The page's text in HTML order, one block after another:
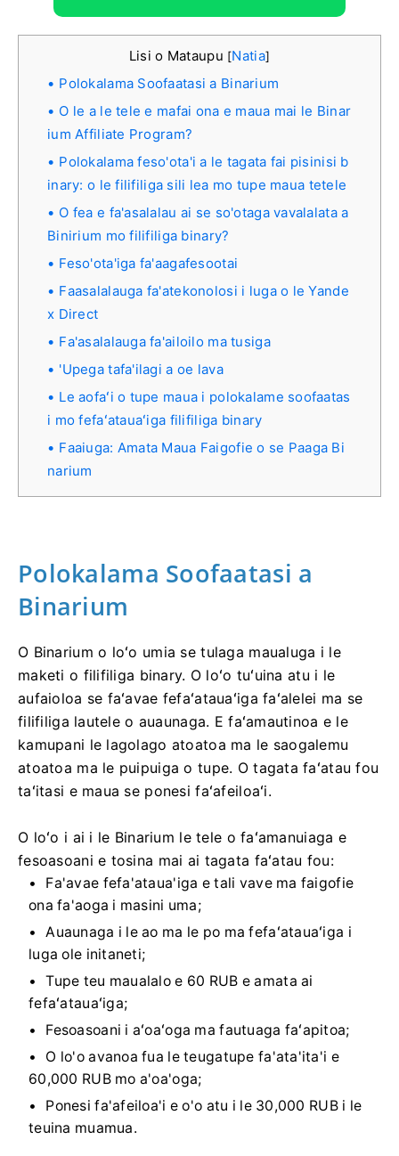
Lisi o Mataupu [Natia]
Polokalama Soofaatasi a Binarium
O le a le tele e mafai ona e maua mai le Binar
ium Affiliate Program?
Polokalama feso'ota'i a le tagata fai pisinisi b
inary: o le filifiliga sili lea mo tupe maua tetele
O fea e fa'asalalau ai se so'otaga vavalalata a
Binirium mo filifiliga binary?
Feso'ota'iga fa'aagafesootai
Faasalalauga fa'atekonolosi i luga o le Yande
x Direct
Fa'asalalauga fa'ailoilo ma tusiga
'Upega tafa'ilagi a oe lava
Le aofaʻi o tupe maua i polokalame soofaatas
i mo fefaʻatauaʻiga filifiliga binary
Faaiuga: Amata Maua Faigofie o se Paaga Bi
narium
Polokalama Soofaatasi a
Binarium
O Binarium o loʻo umia se tulaga maualuga i le
maketi o filifiliga binary. O loʻo tuʻuina atu i le
aufaioloa se faʻavae fefaʻatauaʻiga faʻalelei ma se
filifiliga lautele o auaunaga. E faʻamautinoa e le
kamupani le lagolago atoatoa ma le saogalemu
atoatoa ma le puipuiga o tupe. O tagata faʻatau fou
taʻitasi e maua se ponesi faʻafeiloaʻi.
O loʻo i ai i le Binarium le tele o faʻamanuiaga e
fesoasoani e tosina mai ai tagata faʻatau fou:
Fa'avae fefa'ataua'iga e tali vave ma faigofie
ona fa'aoga i masini uma;
Auaunaga i le ao ma le po ma fefaʻatauaʻiga i
luga ole initaneti;
Tupe teu maualalo e 60 RUB e amata ai
fefaʻatauaʻiga;
Fesoasoani i aʻoaʻoga ma fautuaga faʻapitoa;
O lo'o avanoa fua le teugatupe fa'ata'ita'i e
60,000 RUB mo a'oa'oga;
Ponesi fa'afeiloa'i e o'o atu i le 30,000 RUB i le
teuina muamua.